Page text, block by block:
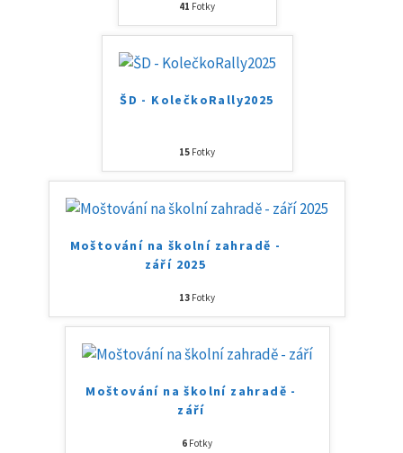
41 Fotky
ŠD - KolečkoRally2025
15 Fotky
Moštování na školní zahradě -
září 2025
13 Fotky
Moštování na školní zahradě -
září
6 Fotky